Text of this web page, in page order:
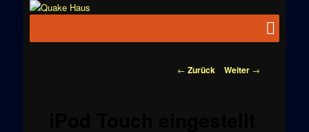
News zu
Beitragsnavigation
← Zurück Weiter →